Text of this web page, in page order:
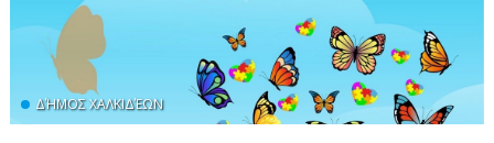
ΔΉΜΟΣ ΧΑΛΚΙΔΈΩΝ